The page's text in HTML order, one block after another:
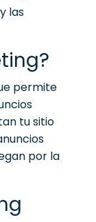
las
permite
tu sitio
por la